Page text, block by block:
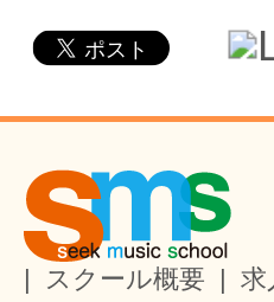
| スクール概要 | 求